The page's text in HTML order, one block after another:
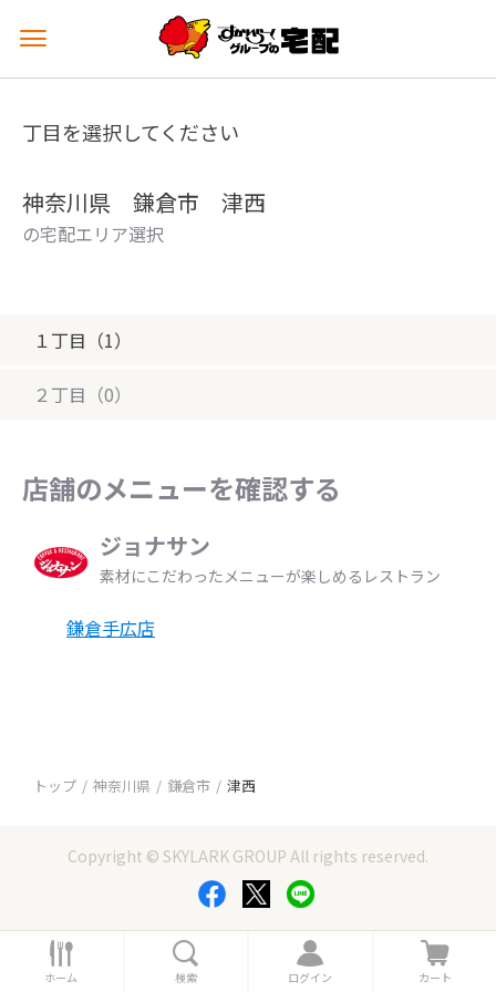
メ
ュ
を
丁目を選択してください
神奈川県 鎌倉市 津西
の宅配エリア選択
１丁目（1）
２丁目（0）
店舗のメニューを確認する
ジョナサン
素材にこだわったメニューが楽しめるレストラン
鎌倉手広店
トップ 神奈川県 鎌倉市 津西
Copyright © SKYLARK GROUP All rights reserved.
ホ
ー
ホーム 索
検索
ロ
グ
ログイン
カ
ー
カート